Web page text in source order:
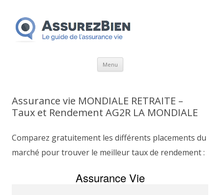
Menu Aller
Assurance vie MONDIALE RETRAITE –
Taux et Rendement AG2R LA MONDIALE
Comparez gratuitement les différents placements du
marché pour trouver le meilleur taux de rendement :